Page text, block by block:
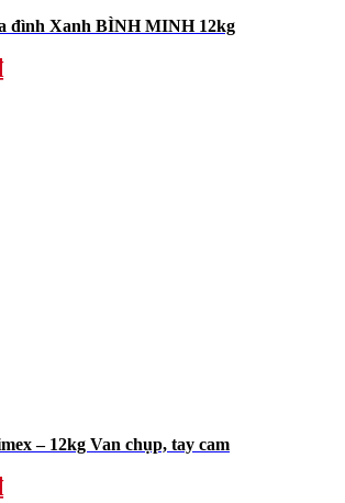
đình Xanh BÌNH MINH 12kg
– 12kg Van chụp, tay cam